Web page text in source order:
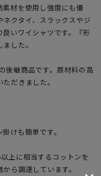
素材を使用し強度にも優
クタイ、スラックスやジ
いワイシャツです。『形
した。
後継商品です。原材料の高
だきました。
けも簡単です。
上に相当するコットンを
ら調達しています。